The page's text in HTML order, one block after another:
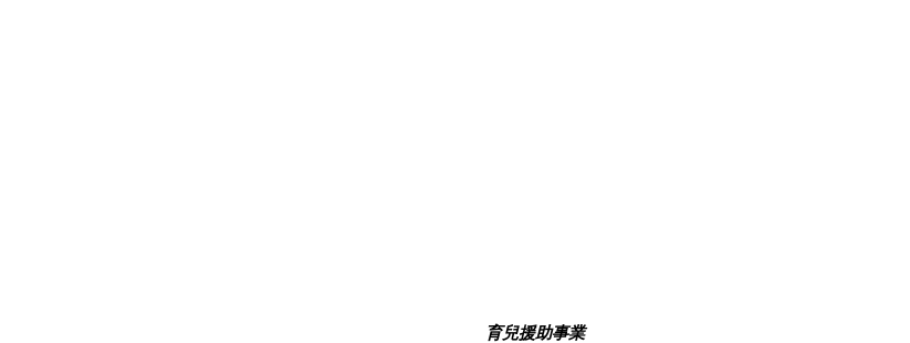
育兒援助事業